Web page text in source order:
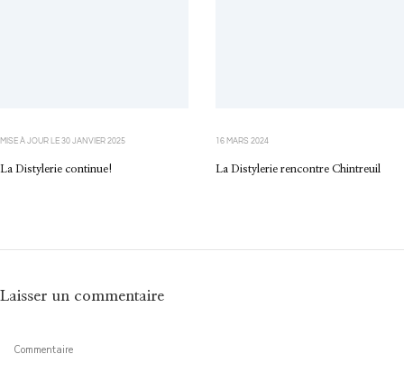
MISE À JOUR LE 30 JANVIER 2025
La Distylerie continue!
16 MARS 2024
La Distylerie rencontre Chintreuil
Laisser un commentaire